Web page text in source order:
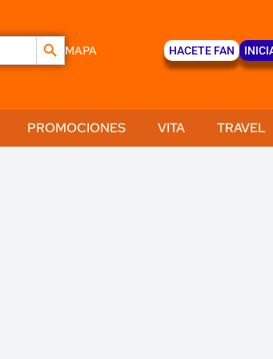
Botón de búsqueda
MAPA HACETE FAN
PROMOCIONES VITA TRAVEL